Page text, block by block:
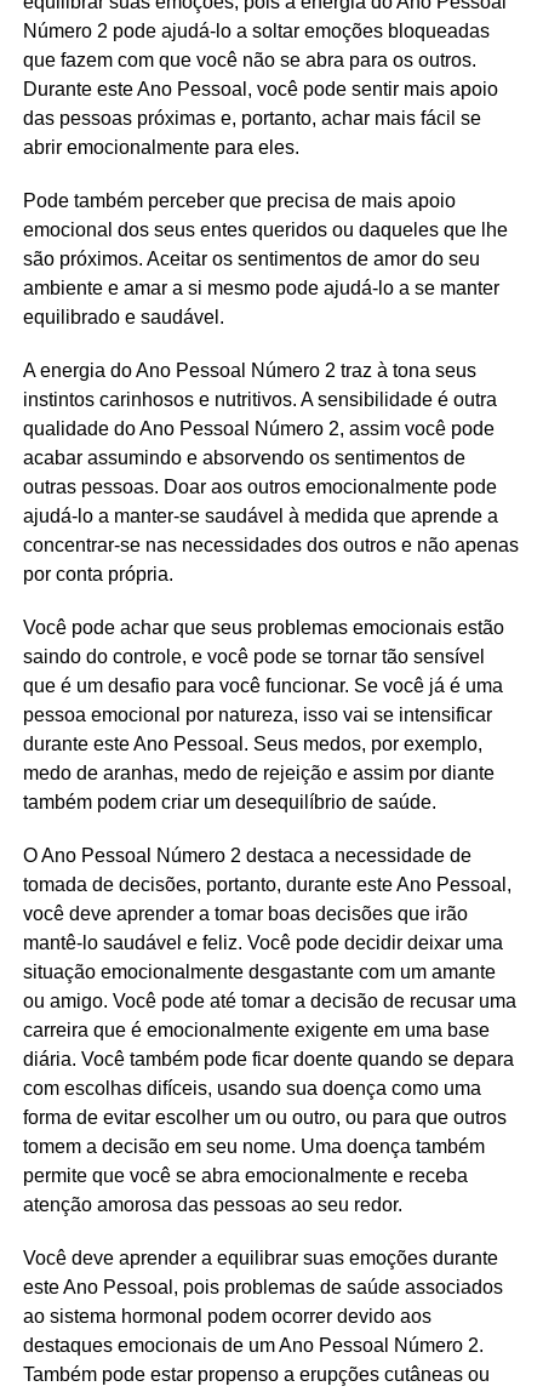
Número 2 pode ajudá-lo a soltar emoções bloqueadas
que fazem com que você não se abra para os outros.
Durante este Ano Pessoal, você pode sentir mais apoio
das pessoas próximas e, portanto, achar mais fácil se
abrir emocionalmente para eles.
Pode também perceber que precisa de mais apoio
emocional dos seus entes queridos ou daqueles que lhe
são próximos. Aceitar os sentimentos de amor do seu
ambiente e amar a si mesmo pode ajudá-lo a se manter
equilibrado e saudável.
A energia do Ano Pessoal Número 2 traz à tona seus
instintos carinhosos e nutritivos. A sensibilidade é outra
qualidade do Ano Pessoal Número 2, assim você pode
acabar assumindo e absorvendo os sentimentos de
outras pessoas. Doar aos outros emocionalmente pode
ajudá-lo a manter-se saudável à medida que aprende a
concentrar-se nas necessidades dos outros e não apenas
por conta própria.
Você pode achar que seus problemas emocionais estão
saindo do controle, e você pode se tornar tão sensível
que é um desafio para você funcionar. Se você já é uma
pessoa emocional por natureza, isso vai se intensificar
durante este Ano Pessoal. Seus medos, por exemplo,
medo de aranhas, medo de rejeição e assim por diante
também podem criar um desequilíbrio de saúde.
O Ano Pessoal Número 2 destaca a necessidade de
tomada de decisões, portanto, durante este Ano Pessoal,
você deve aprender a tomar boas decisões que irão
mantê-lo saudável e feliz. Você pode decidir deixar uma
situação emocionalmente desgastante com um amante
ou amigo. Você pode até tomar a decisão de recusar uma
carreira que é emocionalmente exigente em uma base
diária. Você também pode ficar doente quando se depara
com escolhas difíceis, usando sua doença como uma
forma de evitar escolher um ou outro, ou para que outros
tomem a decisão em seu nome. Uma doença também
permite que você se abra emocionalmente e receba
atenção amorosa das pessoas ao seu redor.
Você deve aprender a equilibrar suas emoções durante
este Ano Pessoal, pois problemas de saúde associados
ao sistema hormonal podem ocorrer devido aos
destaques emocionais de um Ano Pessoal Número 2.
Também pode estar propenso a erupções cutâneas ou